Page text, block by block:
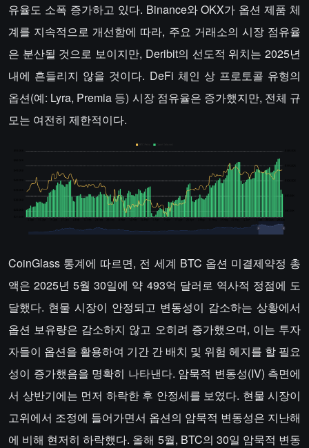
유율도 소폭 증가하고 있다. Binance와 OKX가 옵션 제품 체
계를 지속적으로 개선함에 따라, 주요 거래소의 시장 점유율
은 분산될 것으로 보이지만, Deribit의 선도적 위치는 2025년
내에 흔들리지 않을 것이다. DeFi 체인 상 프로토콜 유형의
옵션(예: Lyra, Premia 등) 시장 점유율은 증가했지만, 전체 규
모는 여전히 제한적이다.
CoinGlass 통계에 따르면, 전 세계 BTC 옵션 미결제약정 총
액은 2025년 5월 30일에 약 493억 달러로 역사적 정점에 도
달했다. 현물 시장이 안정되고 변동성이 감소하는 상황에서
옵션 보유량은 감소하지 않고 오히려 증가했으며, 이는 투자
자들이 옵션을 활용하여 기간 간 배치 및 위험 헤지를 할 필요
성이 증가했음을 명확히 나타낸다. 암묵적 변동성(IV) 측면에
서 상반기에는 먼저 하락한 후 안정세를 보였다. 현물 시장이
고위에서 조정에 들어가면서 옵션의 암묵적 변동성은 지난해
에 비해 현저히 하락했다. 올해 5월, BTC의 30일 암묵적 변동